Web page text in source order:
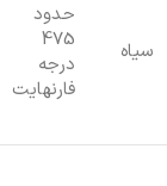
سیاه
حدود
475
درجه
فارنهایت